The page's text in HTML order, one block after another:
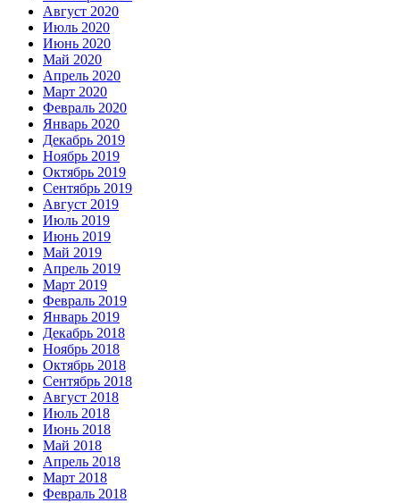
Август 2020
Июль 2020
Июнь 2020
Май 2020
Апрель 2020
Март 2020
Февраль 2020
Январь 2020
Декабрь 2019
Ноябрь 2019
Октябрь 2019
Сентябрь 2019
Август 2019
Июль 2019
Июнь 2019
Май 2019
Апрель 2019
Март 2019
Февраль 2019
Январь 2019
Декабрь 2018
Ноябрь 2018
Октябрь 2018
Сентябрь 2018
Август 2018
Июль 2018
Июнь 2018
Май 2018
Апрель 2018
Март 2018
Февраль 2018